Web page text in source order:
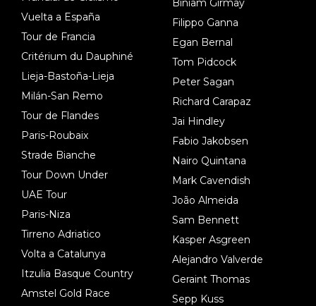
Vuelta a España
Tour de Francia
Critérium du Dauphiné
Lieja-Bastoña-Lieja
Milán-San Remo
Tour de Flandes
Paris-Roubaix
Strade Bianche
Tour Down Under
UAE Tour
Paris-Niza
Tirreno Adriatico
Volta a Catalunya
Itzulia Basque Country
Amstel Gold Race
Biniam Girmay
Filippo Ganna
Egan Bernal
Tom Pidcock
Peter Sagan
Richard Carapaz
Jai Hindley
Fabio Jakobsen
Nairo Quintana
Mark Cavendish
João Almeida
Sam Bennett
Kasper Asgreen
Alejandro Valverde
Geraint Thomas
Sepp Kuss